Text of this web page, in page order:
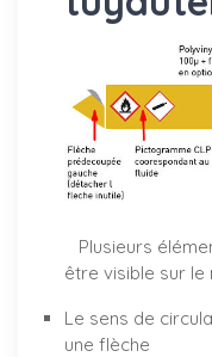
Plusieurs
être visible sur le
Le sens de
une flèche